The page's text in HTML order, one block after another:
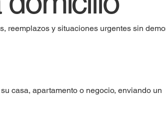
reemplazos y situaciones urgentes sin
casa, apartamento o negocio, enviando un